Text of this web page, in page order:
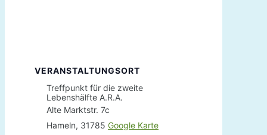
VERANSTALTUNGSORT
Treffpunkt für die zweite
Lebenshälfte A.R.A.
Alte Marktstr. 7c
Hameln, 31785 Google Karte